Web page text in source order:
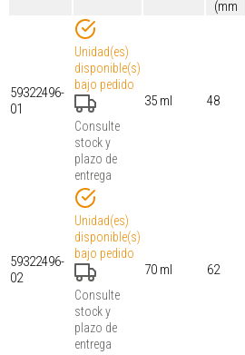
(mm
59322496-
01
Unidad(es)
disponible(s)
bajo pedido
Consulte
stock y
plazo de
entrega
35 ml 48
59322496-
02
Unidad(es)
disponible(s)
bajo pedido
Consulte
stock y
plazo de
entrega
70 ml 62